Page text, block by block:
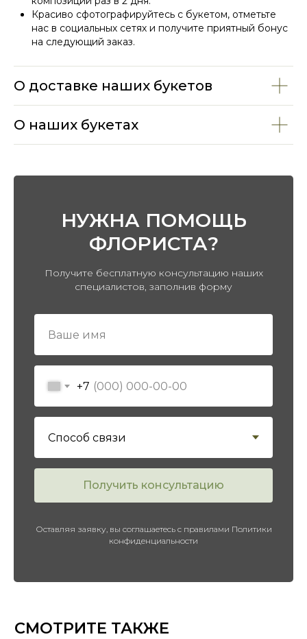
Красиво сфотографируйтесь с букетом, отметьте
нас в социальных сетях и получите приятный бонус
на следующий заказ.
О доставке наших букетов
О наших букетах
НУЖНА ПОМОЩЬ
ФЛОРИСТА?
Получите бесплатную консультацию наших
специалистов, заполнив форму
+7
Получить консультацию
Оставляя заявку, вы соглашаетесь с правилами Политики
конфиденциальности